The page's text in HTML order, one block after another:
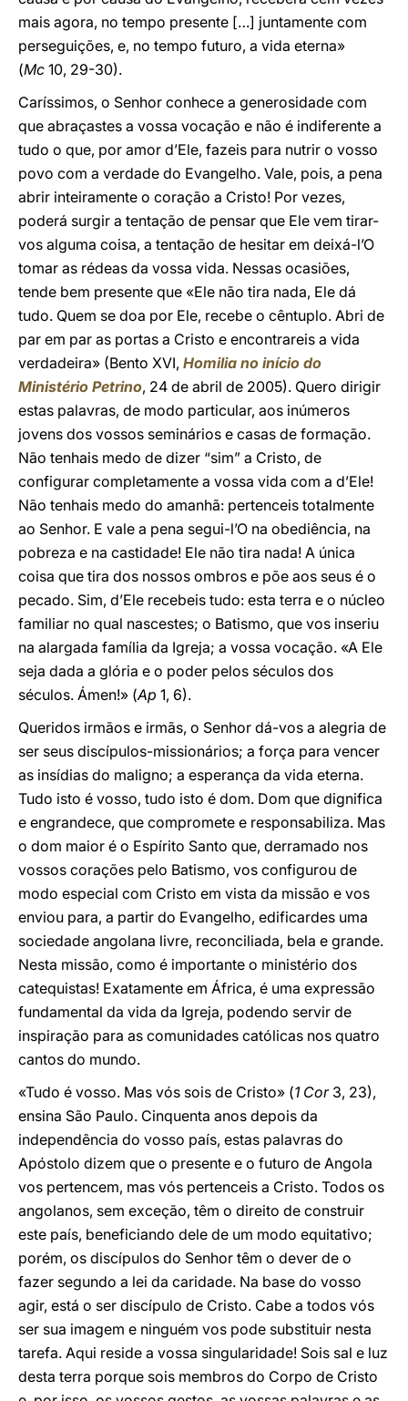
mais agora, no tempo presente […] juntamente com
perseguições, e, no tempo futuro, a vida eterna»
(Mc 10, 29-30).
Caríssimos, o Senhor conhece a generosidade com
que abraçastes a vossa vocação e não é indiferente a
tudo o que, por amor d’Ele, fazeis para nutrir o vosso
povo com a verdade do Evangelho. Vale, pois, a pena
abrir inteiramente o coração a Cristo! Por vezes,
poderá surgir a tentação de pensar que Ele vem tirar-
vos alguma coisa, a tentação de hesitar em deixá-l’O
tomar as rédeas da vossa vida. Nessas ocasiões,
tende bem presente que «Ele não tira nada, Ele dá
tudo. Quem se doa por Ele, recebe o cêntuplo. Abri de
par em par as portas a Cristo e encontrareis a vida
verdadeira» (Bento XVI, Homilia no início do
Ministério Petrino, 24 de abril de 2005). Quero dirigir
estas palavras, de modo particular, aos inúmeros
jovens dos vossos seminários e casas de formação.
Não tenhais medo de dizer “sim” a Cristo, de
configurar completamente a vossa vida com a d’Ele!
Não tenhais medo do amanhã: pertenceis totalmente
ao Senhor. E vale a pena segui-l’O na obediência, na
pobreza e na castidade! Ele não tira nada! A única
coisa que tira dos nossos ombros e põe aos seus é o
pecado. Sim, d’Ele recebeis tudo: esta terra e o núcleo
familiar no qual nascestes; o Batismo, que vos inseriu
na alargada família da Igreja; a vossa vocação. «A Ele
seja dada a glória e o poder pelos séculos dos
séculos. Ámen!» (Ap 1, 6).
Queridos irmãos e irmãs, o Senhor dá-vos a alegria de
ser seus discípulos-missionários; a força para vencer
as insídias do maligno; a esperança da vida eterna.
Tudo isto é vosso, tudo isto é dom. Dom que dignifica
e engrandece, que compromete e responsabiliza. Mas
o dom maior é o Espírito Santo que, derramado nos
vossos corações pelo Batismo, vos configurou de
modo especial com Cristo em vista da missão e vos
enviou para, a partir do Evangelho, edificardes uma
sociedade angolana livre, reconciliada, bela e grande.
Nesta missão, como é importante o ministério dos
catequistas! Exatamente em África, é uma expressão
fundamental da vida da Igreja, podendo servir de
inspiração para as comunidades católicas nos quatro
cantos do mundo.
«Tudo é vosso. Mas vós sois de Cristo» (1 Cor3, 23),
ensina São Paulo. Cinquenta anos depois da
independência do vosso país, estas palavras do
Apóstolo dizem que o presente e o futuro de Angola
vos pertencem, mas vós pertenceis a Cristo. Todos os
angolanos, sem exceção, têm o direito de construir
este país, beneficiando dele de um modo equitativo;
porém, os discípulos do Senhor têm o dever de o
fazer segundo a lei da caridade. Na base do vosso
agir, está o ser discípulo de Cristo. Cabe a todos vós
ser sua imagem e ninguém vos pode substituir nesta
tarefa. Aqui reside a vossa singularidade! Sois sal e luz
desta terra porque sois membros do Corpo de Cristo